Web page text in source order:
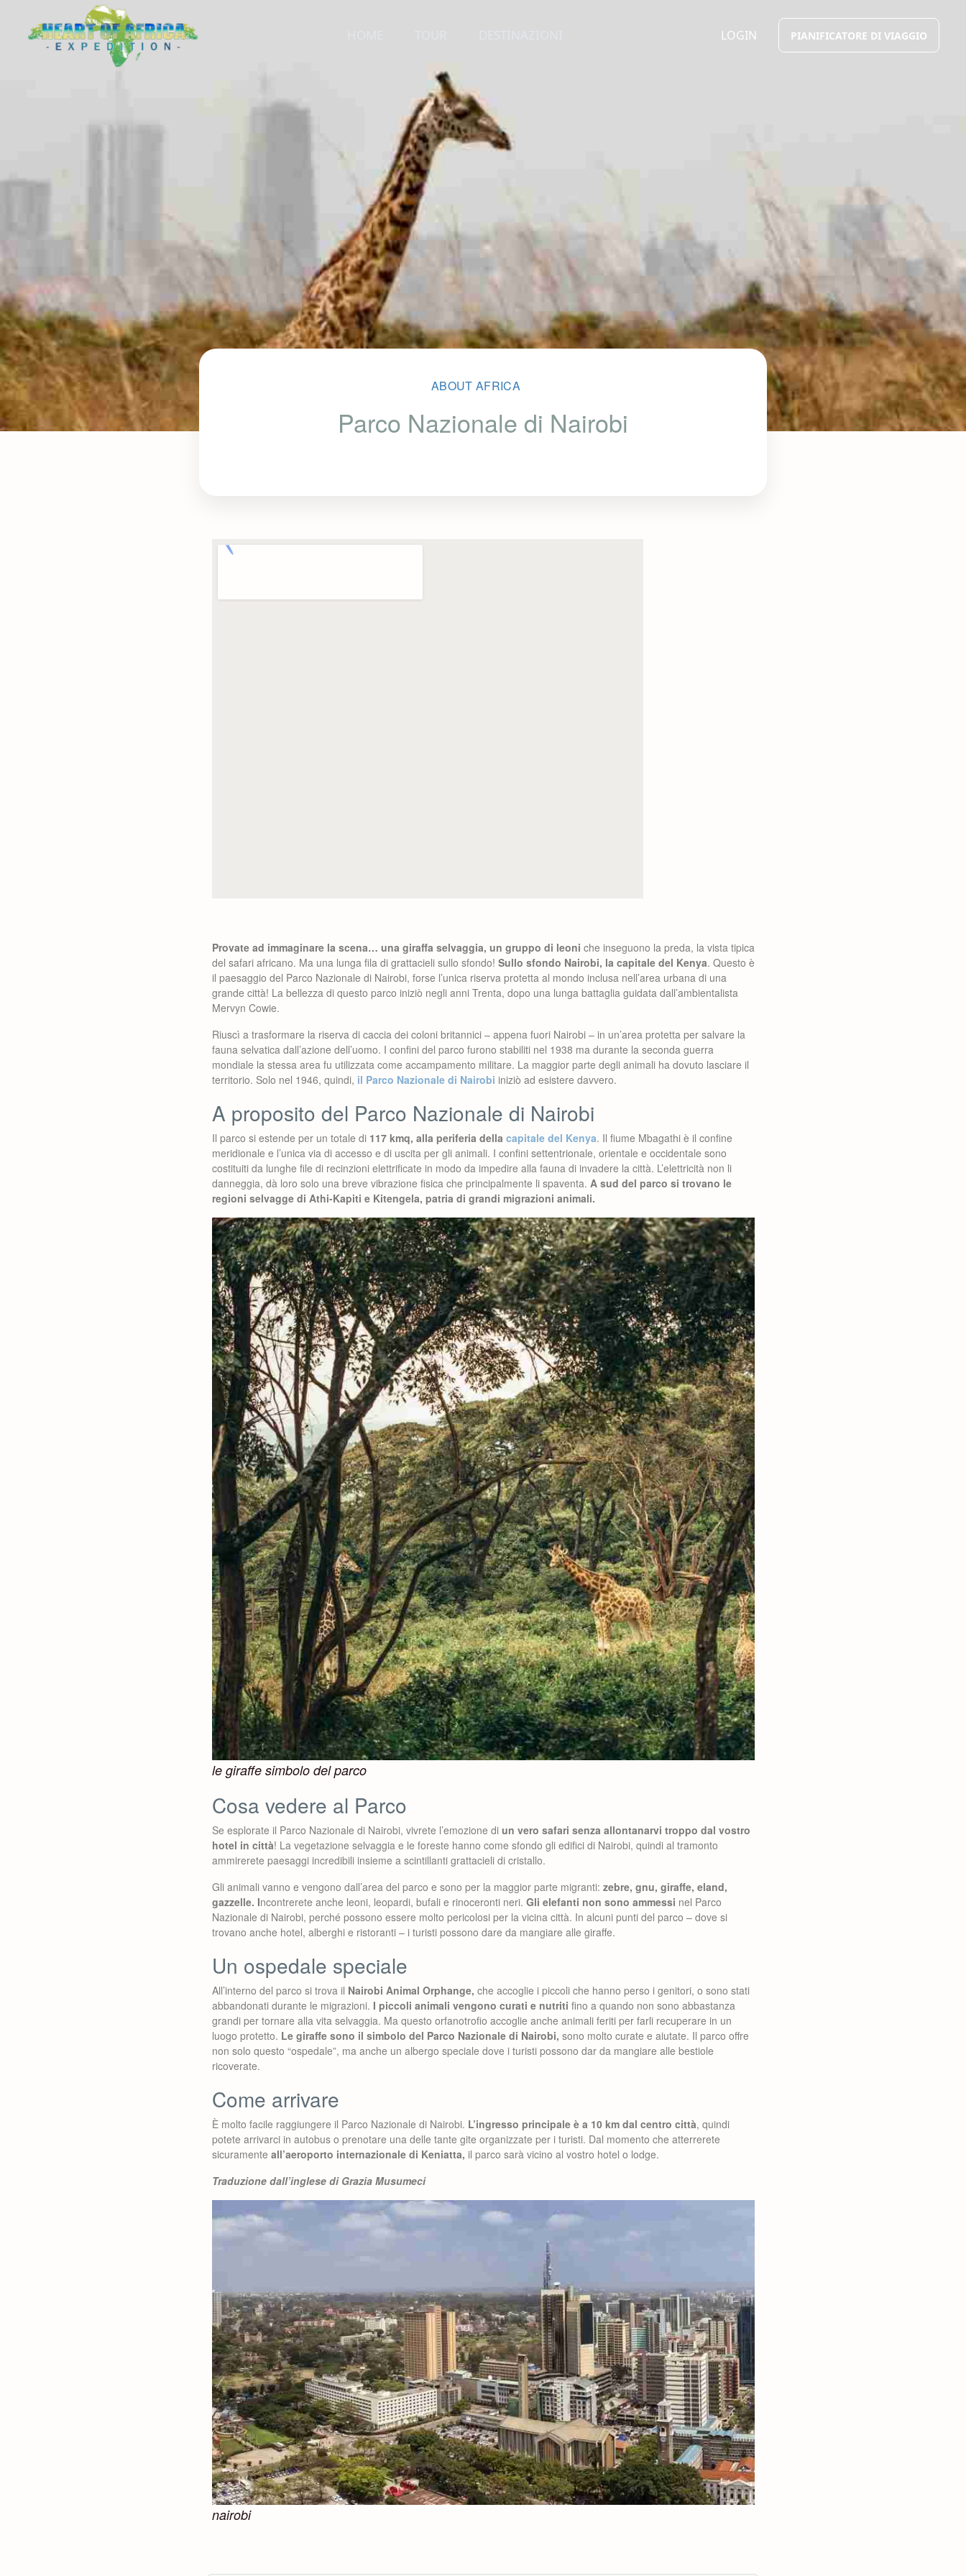
LOGIN PIANIFICATORE DI VIAGGIO
ABOUT AFRICA
Parco Nazionale di Nairobi
Provate ad immaginare la scena… una giraffa selvaggia, un gruppo di leoni che inseguono la preda, la vista tipica
del safari africano. Ma una lunga fila di grattacieli sullo sfondo! Sullo sfondo Nairobi, la capitale del Kenya. Questo è
il paesaggio del Parco Nazionale di Nairobi, forse l’unica riserva protetta al mondo inclusa nell’area urbana di una
grande città! La bellezza di questo parco iniziò negli anni Trenta, dopo una lunga battaglia guidata dall’ambientalista
Mervyn Cowie.
Riuscì a trasformare la riserva di caccia dei coloni britannici – appena fuori Nairobi – in un’area protetta per salvare la
fauna selvatica dall’azione dell’uomo. I confini del parco furono stabiliti nel 1938 ma durante la seconda guerra
mondiale la stessa area fu utilizzata come accampamento militare. La maggior parte degli animali ha dovuto lasciare il
territorio. Solo nel 1946, quindi, il Parco Nazionale di Nairobi iniziò ad esistere davvero.
A proposito del Parco Nazionale di Nairobi
Il parco si estende per un totale di 117 kmq, alla periferia della capitale del Kenya. Il fiume Mbagathi è il confine
meridionale e l’unica via di accesso e di uscita per gli animali. I confini settentrionale, orientale e occidentale sono
costituiti da lunghe file di recinzioni elettrificate in modo da impedire alla fauna di invadere la città. L’elettricità non li
danneggia, dà loro solo una breve vibrazione fisica che principalmente li spaventa. A sud del parco si trovano le
regioni selvagge di Athi-Kapiti e Kitengela, patria di grandi migrazioni animali.
le giraffe simbolo del parco
Cosa vedere al Parco
Se esplorate il Parco Nazionale di Nairobi, vivrete l’emozione di un vero safari senza allontanarvi troppo dal vostro
hotel in città! La vegetazione selvaggia e le foreste hanno come sfondo gli edifici di Nairobi, quindi al tramonto
ammirerete paesaggi incredibili insieme a scintillanti grattacieli di cristallo.
Gli animali vanno e vengono dall’area del parco e sono per la maggior parte migranti: zebre, gnu, giraffe, eland,
gazzelle. Incontrerete anche leoni, leopardi, bufali e rinoceronti neri. Gli elefanti non sono ammessi nel Parco
Nazionale di Nairobi, perché possono essere molto pericolosi per la vicina città. In alcuni punti del parco – dove si
trovano anche hotel, alberghi e ristoranti – i turisti possono dare da mangiare alle giraffe.
Un ospedale speciale
All’interno del parco si trova il Nairobi Animal Orphange, che accoglie i piccoli che hanno perso i genitori, o sono stati
abbandonati durante le migrazioni. I piccoli animali vengono curati e nutriti fino a quando non sono abbastanza
grandi per tornare alla vita selvaggia. Ma questo orfanotrofio accoglie anche animali feriti per farli recuperare in un
luogo protetto. Le giraffe sono il simbolo del Parco Nazionale di Nairobi, sono molto curate e aiutate. Il parco offre
non solo questo “ospedale”, ma anche un albergo speciale dove i turisti possono dar da mangiare alle bestiole
ricoverate.
Come arrivare
È molto facile raggiungere il Parco Nazionale di Nairobi. L’ingresso principale è a 10 km dal centro città, quindi
potete arrivarci in autobus o prenotare una delle tante gite organizzate per i turisti. Dal momento che atterrerete
sicuramente all’aeroporto internazionale di Keniatta, il parco sarà vicino al vostro hotel o lodge.
Traduzione dall’inglese di Grazia Musumeci
nairobi